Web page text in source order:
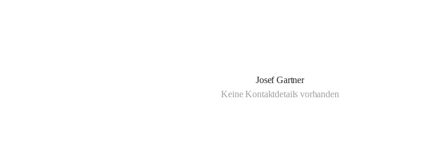
Josef Gartner
Keine Kontaktdetails vorhanden